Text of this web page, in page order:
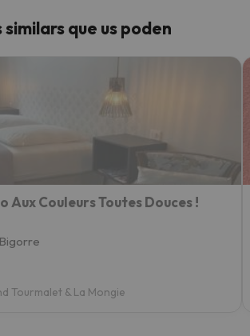
que us poden
Aux Couleurs Toutes Douces !
Tourmalet & La Mongie